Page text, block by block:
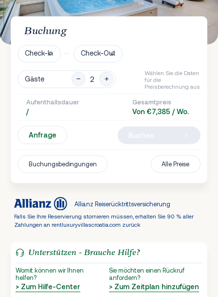
Buchung
Check-In Check-Out
Gäste
Wählen Sie die Daten
für die
Preisberechnung aus
Aufenthaltsdauer
/
Gesamtpreis
Von €7,385 / Wo.
Anfrage
Buchungsbedingungen Alle Preise
Allianz Reiserücktrittsversicherung
Falls Sie Ihre Reservierung stornieren müssen, erhalten Sie 90 % aller
Zahlungen an rentluxuryvillascroatia.com zurück
Unterstützen - Brauche Hilfe?
Womit können wir Ihnen
helfen?
> Zum Hilfe-Center
Sie möchten einen Rückruf
anfordern?
> Zum Zeitplan hinzufügen